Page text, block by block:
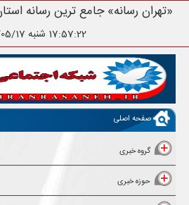
«تهران رسانه» جامع ترین رسانه
17:57:24 شنبه 1405/05/17
صفحه اصلی
گروه خبری
حوزه خبری